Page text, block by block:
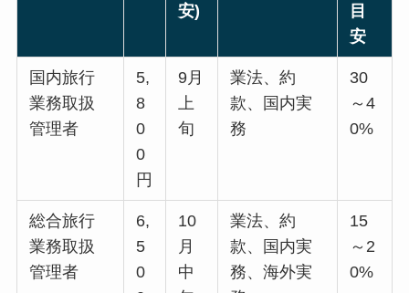
安)
目
安
国内旅行
業務取扱
管理者
5,
8
0
0
円
9月
上
旬
業法、約
款、国内実
務
30
～4
0%
総合旅行
業務取扱
管理者
6,
5
0
10
月
中
業法、約
款、国内実
務、海外実
15
～2
0%